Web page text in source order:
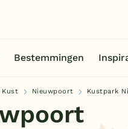
Bestemmingen
Kust Nieuwpoort Kustpark